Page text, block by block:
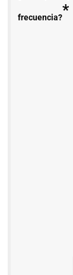
frecuencia?*